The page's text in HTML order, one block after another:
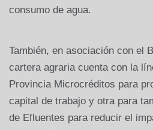
consumo de agua.
También, en asociación con el
cartera agraria cuenta con la
Provincia Microcréditos para
capital de trabajo y otra para
de Efluentes para reducir el